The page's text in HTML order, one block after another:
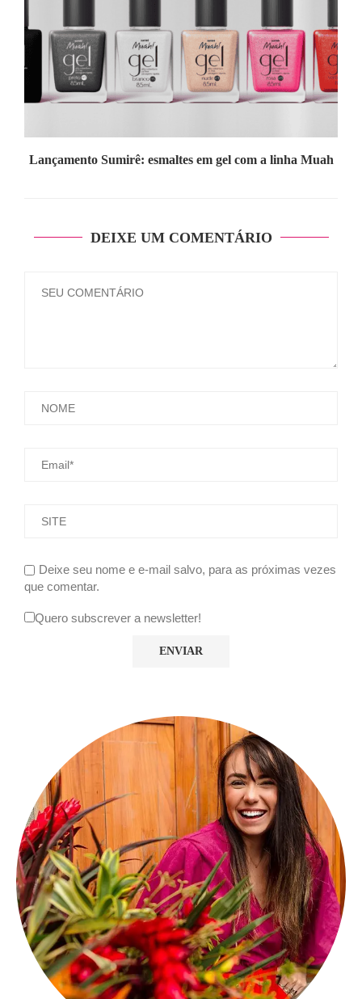
Lançamento Sumirê: esmaltes em gel com a linha Muah
DEIXE UM COMENTÁRIO
Deixe seu nome e e-mail salvo, para as próximas vezes
que comentar.
Quero subscrever a newsletter!